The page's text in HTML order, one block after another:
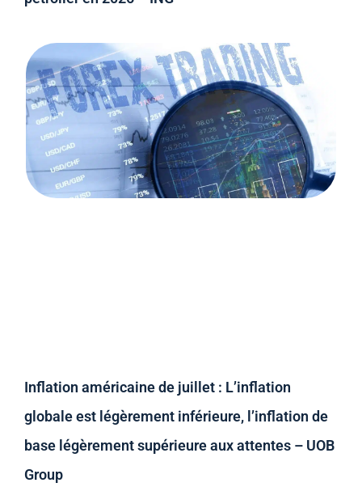
Inflation américaine de juillet : L’inflation
globale est légèrement inférieure, l’inflation de
base légèrement supérieure aux attentes – UOB
Group